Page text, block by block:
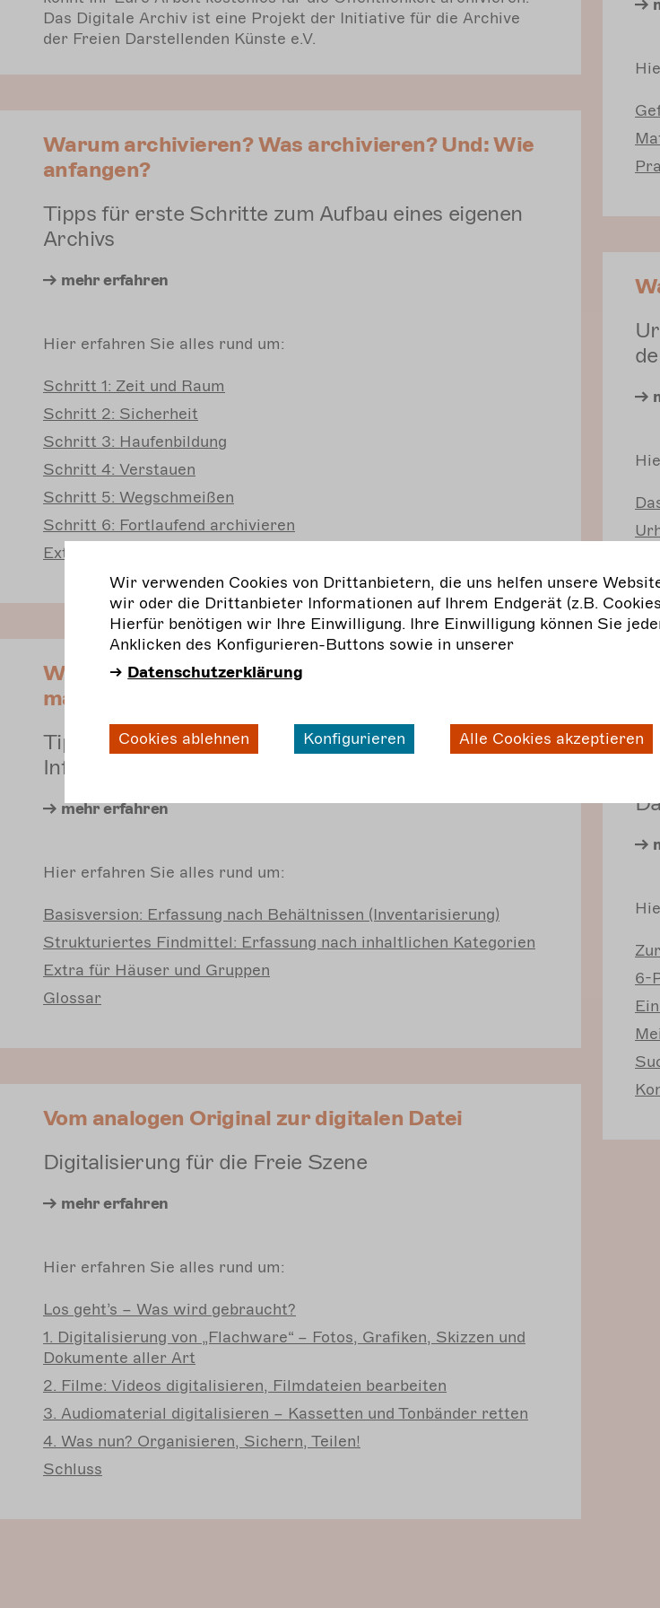
Das Digitale Archiv ist eine Projekt der Initiative für die Archive
der Freien Darstellenden Künste e.V.
Warum archivieren? Was archivieren? Und: Wie
anfangen?
Tipps für erste Schritte zum Aufbau eines eigenen
Archivs
mehr erfahren
Hier erfahren Sie alles rund um:
Schritt 1: Zeit und Raum
Schritt 2: Sicherheit
Schritt 3: Haufenbildung
Schritt 4: Verstauen
Schritt 5: Wegschmeißen
Schritt 6: Fortlaufend archivieren
Extrafür Häuser und Gruppen
Wissen, was wo liegt. Archivalien auffindbar
machen
Tipps zu Findmitteln und zur Sicherung von
Informationen zur Sammlung
mehrerfahren
Hier erfahren Sie alles rund um:
Basisversion: Erfassung nach Behältnissen (Inventarisierung)
Strukturiertes Findmittel: Erfassung nach inhaltlichen Kategorien
Extra für Häuser und Gruppen
Glossar
Vom analogen Original zur digitalen Datei
Digitalisierung für die Freie Szene
mehr erfahren
Hier erfahren Sie alles rund um:
Los geht’s – Was wird gebraucht?
1. Digitalisierung von „Flachware“ – Fotos, Grafiken, Skizzen und
Dokumente aller Art
2. Filme: Videos digitalisieren, Filmdateien bearbeiten
3. Audiomaterial digitalisieren – Kassetten und Tonbänder retten
4. Was nun? Organisieren, Sichern, Teilen!
Schluss
Zur
6-
Wir verwenden Cookies von Drittanbietern, die uns helfen unsere
wir oder die Drittanbieter Informationen auf Ihrem Endgerät (z.B.
Hierfür benötigen wir Ihre Einwilligung. Ihre Einwilligung können Sie
Anklicken des Konfigurieren-Buttons sowie in unserer
Datenschutzerklärung
Cookies ablehnen Konfigurieren Alle Cookies akzeptieren